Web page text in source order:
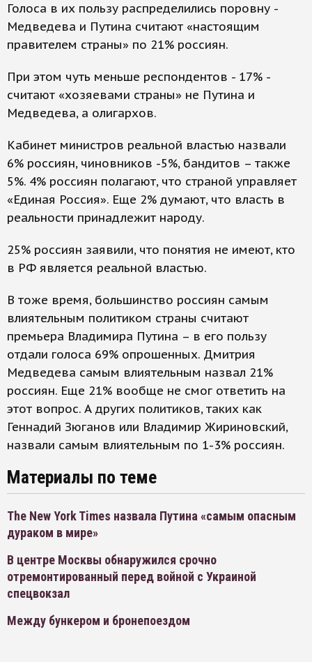
Голоса в их пользу распределились поровну -
Медведева и Путина считают «настоящим
правителем страны» по 21% россиян.
При этом чуть меньше респондентов - 17% -
считают «хозяевами страны» не Путина и
Медведева, а олигархов.
Кабинет министров реальной властью назвали
6% россиян, чиновников -5%, бандитов – также
5%. 4% россиян полагают, что страной управляет
«Единая Россия». Еще 2% думают, что власть в
реальности принадлежит народу.
25% россиян заявили, что понятия не имеют, кто
в РФ является реальной властью.
В тоже время, большинство россиян самым
влиятельным политиком страны считают
премьера Владимира Путина – в его пользу
отдали голоса 69% опрошенных. Дмитрия
Медведева самым влиятельным назвал 21%
россиян. Еще 21% вообще не смог ответить на
этот вопрос. А других политиков, таких как
Геннадий Зюганов или Владимир Жириновский,
назвали самым влиятельным по 1-3% россиян.
Материалы по теме
The New York Times назвала Путина «самым опасным
дураком в мире»
В центре Москвы обнаружился срочно
отремонтированный перед войной с Украиной
спецвокзал
Между бункером и бронепоездом